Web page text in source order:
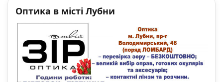
Оптика в місті Лубни